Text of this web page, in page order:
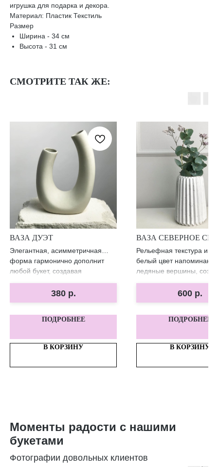
игрушка для подарка и декора.
Материал: Пластик Текстиль
Размер
Ширина - 34 см
Высота - 31 см
СМОТРИТЕ ТАК ЖЕ:
ВАЗА ДУЭТ
Элегантная, асимметричная
форма гармонично дополнит
любой букет, создавая
уникальную композицию.
380 р.
ПОДРОБНЕЕ
В КОРЗИНУ
ВАЗА СЕВЕРНОЕ
Рельефная текстура и
белый цвет напоминают
ледяные вершины,
гармоничный акцент в
600 р.
ПОДРОБНЕЕ
В КОРЗИНУ
Моменты радости с нашими
букетами
Фотографии довольных клиентов